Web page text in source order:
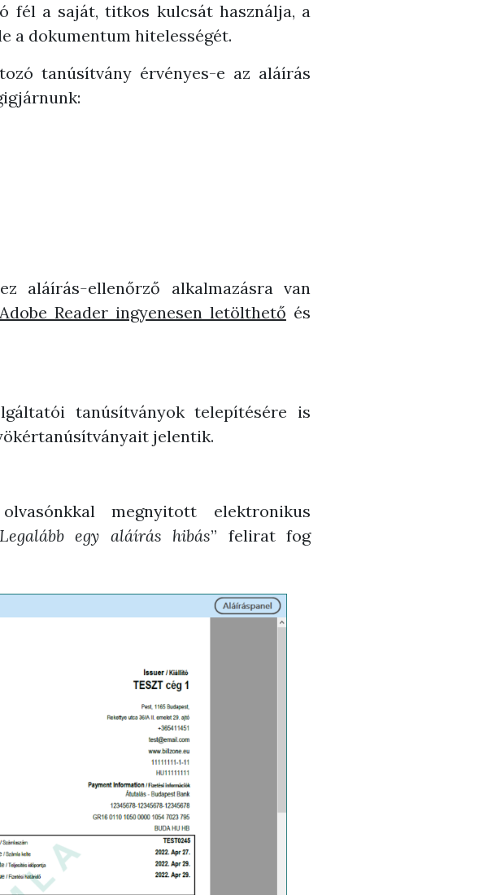
fél a saját, titkos kulcsát használja, a
a dokumentum hitelességét.
tanúsítvány érvényes-e az aláírás
aláírás-ellenőrző alkalmazásra van
Adobe Reader ingyenesen letölthető és
tanúsítványok telepítésére is
jelentik.
megnyitott elektronikus
Legalább egy aláírás hibás” felirat fog